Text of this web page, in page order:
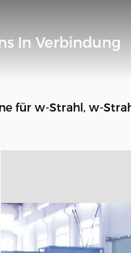
In Verbindung
für w-Strahl, w-